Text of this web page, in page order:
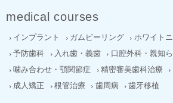
medical courses
インプラント ガムピーリング ホワイト
予防歯科
入れ歯・義歯 口腔外科・親知
噛み合わせ・顎関節症
精密審美歯科治療
成人矯正
根管治療 歯周病 歯牙移植